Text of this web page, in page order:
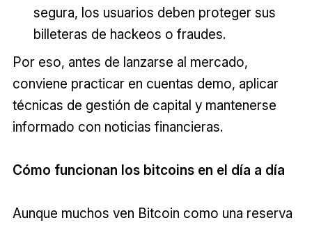
segura, los usuarios deben proteger sus
billeteras de hackeos o fraudes.
Por eso, antes de lanzarse al mercado,
conviene practicar en cuentas demo, aplicar
técnicas de gestión de capital y mantenerse
informado con noticias financieras.
Cómo funcionan los bitcoins en el día a día
Aunque muchos ven Bitcoin como una reserva